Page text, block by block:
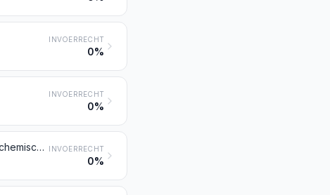
INVOERRECHT
0%
INVOERRECHT
0%
Houtpulp verkregen door de combinatie van een mechanische en een chemische behandeling INVOERRECHT
0%